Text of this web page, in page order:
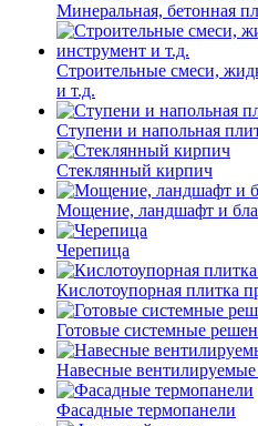
Минеральная, бетонная
Строительные смеси,
и т.д.
Ступени и напольная
Cтеклянный кирпич
Мощение, ландшафт и
Черепица
Кислотоупорная плитка
Готовые системные
Навесные
Фасадные термопанели